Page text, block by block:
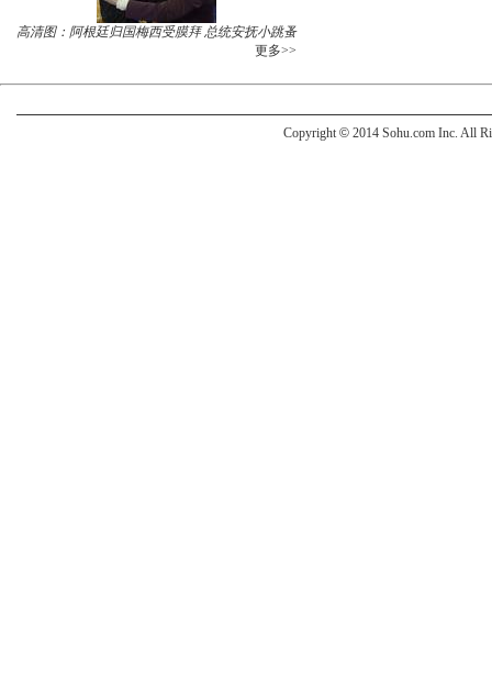
高清图：阿根廷归国梅西受膜拜 总统安抚小跳蚤
更多>>
Copyright © 2014 Sohu.com Inc. All